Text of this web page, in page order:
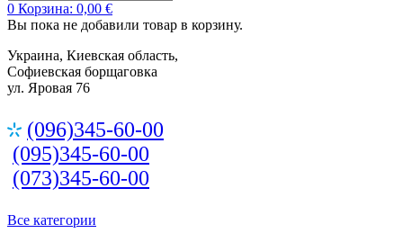
0 Корзина: 0,00 €
Вы пока не добавили товар в корзину.
Украина, Киевская область,
Софиевская борщаговка
ул. Яровая 76
(096)345-60-00
(095)345-60-00
(073)345-60-00
Все категории